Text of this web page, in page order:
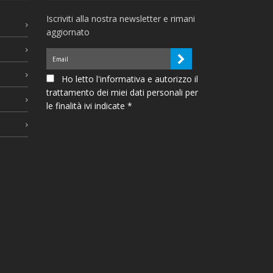
Iscriviti alla nostra newsletter e rimani
aggiornato
Ho letto l'informativa e autorizzo il
trattamento dei miei dati personali per
le finalità ivi indicate *